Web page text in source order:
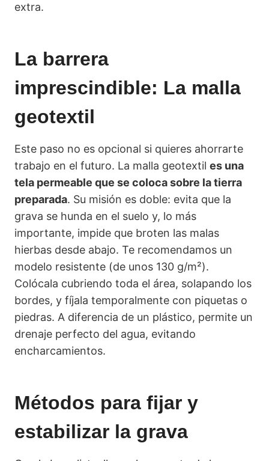
extra.
La barrera
imprescindible: La malla
geotextil
Este paso no es opcional si quieres ahorrarte
trabajo en el futuro. La malla geotextil es una
tela permeable que se coloca sobre la tierra
preparada. Su misión es doble: evita que la
grava se hunda en el suelo y, lo más
importante, impide que broten las malas
hierbas desde abajo. Te recomendamos un
modelo resistente (de unos 130 g/m²).
Colócala cubriendo toda el área, solapando los
bordes, y fíjala temporalmente con piquetas o
piedras. A diferencia de un plástico, permite un
drenaje perfecto del agua, evitando
encharcamientos.
Métodos para fijar y
estabilizar la grava